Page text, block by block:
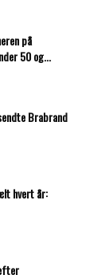
på
50 og...
Brabrand
hvert år: